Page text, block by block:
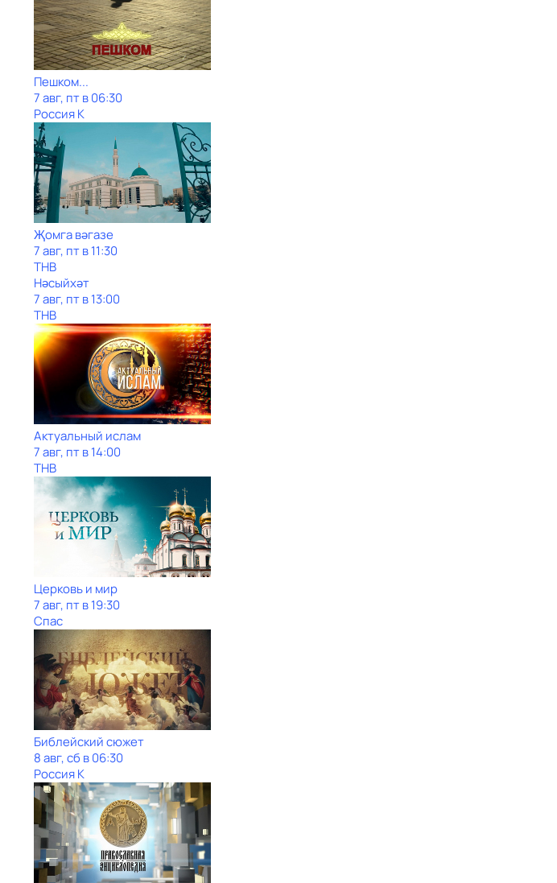
Пешком...
7 авг, пт в 06:30
Россия К
Җомга вәгазе
7 авг, пт в 11:30
ТНВ
Нәсыйхәт
7 авг, пт в 13:00
ТНВ
Актуальный ислам
7 авг, пт в 14:00
ТНВ
Церковь и мир
7 авг, пт в 19:30
Спас
Библейский сюжет
8 авг, сб в 06:30
Россия К